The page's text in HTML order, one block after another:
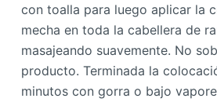
con toalla para luego aplicar la
mecha en toda la cabellera de
masajeando suavemente. No
producto. Terminada la
minutos con gorra o bajo